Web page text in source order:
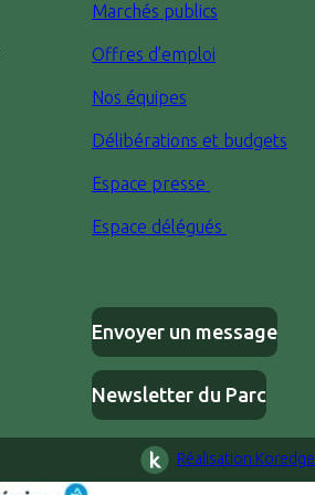
Marchés publics
Offres d’emploi
Nos équipes
Délibérations et budgets
Espace presse
Espace délégués
Envoyer un message
Newsletter du Parc
Réalisation Koredge